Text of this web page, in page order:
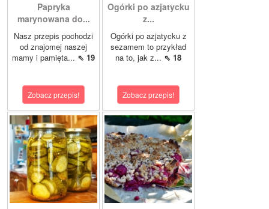
Papryka
marynowana do...
Nasz przepis pochodzi
od znajomej naszej
mamy i pamięta... ⇖ 19
Zobacz przepis!
Ogórki po azjatycku
z...
Ogórki po azjatycku z
sezamem to przykład
na to, jak z... ⇖ 18
Zobacz przepis!